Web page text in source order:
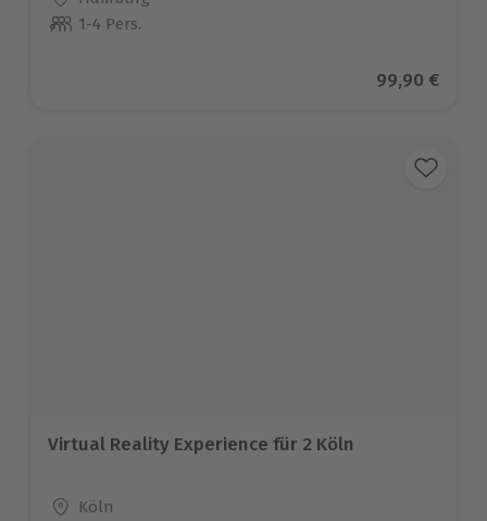
Anzahl der Teilnehmer
1-4 Pers.
Aktueller
99,90 €
Virtual Reality Experience für 2 Köln
Standort
Köln